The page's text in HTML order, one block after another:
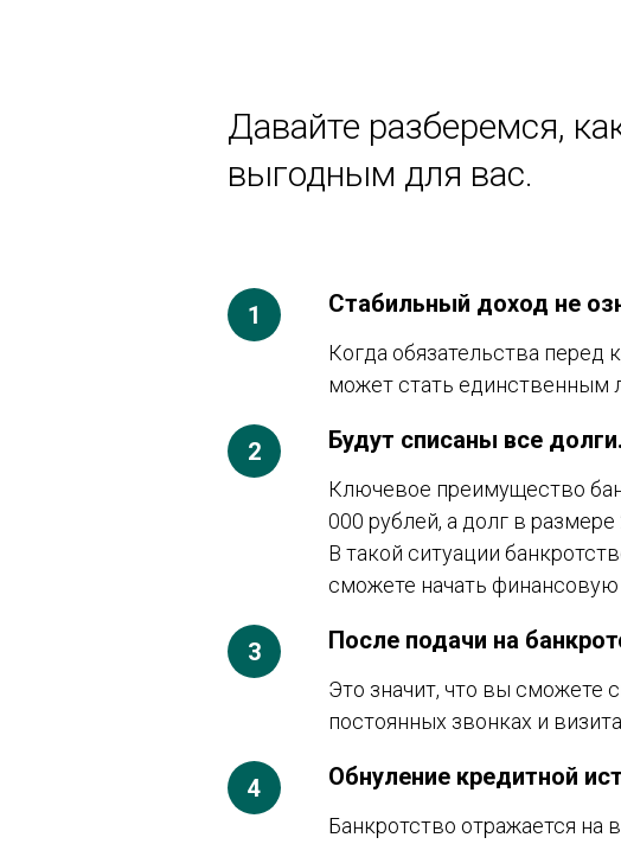
Давайте разберемся,
выгодным для вас.
Стабильный доход не
Когда обязательства
может стать единственным
Будут списаны все долги.
Ключевое преимущество
000 рублей, а долг в
В такой ситуации
сможете начать финансовую
После подачи на
Это значит, что вы сможете
постоянных звонках и
Обнуление кредитной
Банкротство отражается на